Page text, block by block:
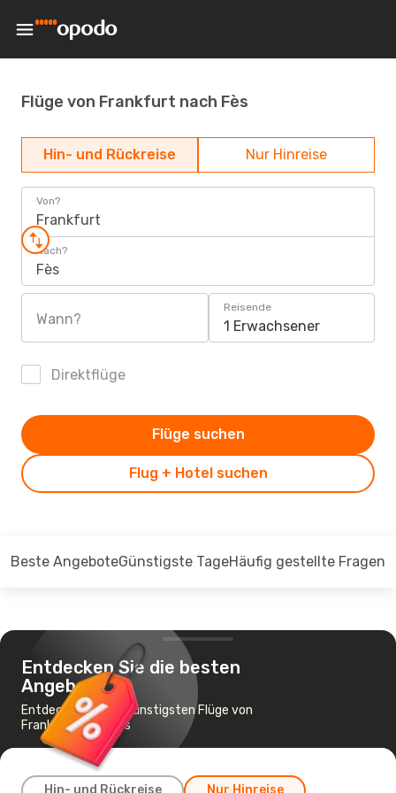
Flüge von Frankfurt nach Fès
Hin- und Rückreise Nur Hinreise
Von?
Frankfurt
Nach?
Fès
Wann?
Reisende
1 Erwachsener
Direktflüge
Flug + Hotel suchen
Flüge suchen
Beste AngeboteGünstigste TageHäufig gestellte Fragen
Entdecken Sie die besten
Angebote
Entdecken Sie die günstigsten Flüge von
Frankfurt nach Fès
Hin- und Rückreise Nur Hinreise